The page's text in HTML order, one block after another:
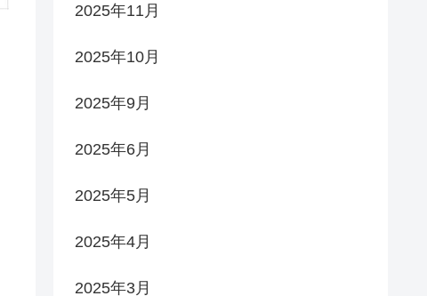
2025年11月
2025年10月
2025年9月
2025年6月
2025年5月
2025年4月
2025年3月